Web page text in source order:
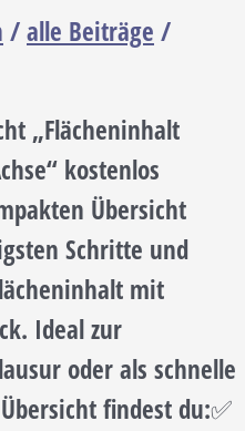
/alle Beiträge /
„Flächeninhalt
kostenlos
Übersicht
Schritte und
mit
Ideal zur
oder als schnelle
findest du:✅